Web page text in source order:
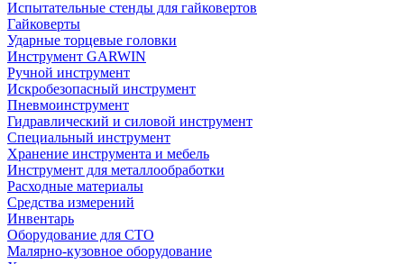
Испытательные стенды для гайковертов
Гайковерты
Ударные торцевые головки
Инструмент GARWIN
Ручной инструмент
Искробезопасный инструмент
Пневмоинструмент
Гидравлический и силовой инструмент
Специальный инструмент
Хранение инструмента и мебель
Инструмент для металлообработки
Расходные материалы
Средства измерений
Инвентарь
Оборудование для СТО
Малярно-кузовное оборудование